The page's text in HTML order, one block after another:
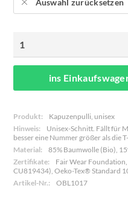
Auswahl zurücksetzen
ins
Produkt:
Kapuzenpulli, unisex
Hinweis:
Unisex-Schnitt. Fällt für
besser eine Nummer größer als die
Material:
85% Baumwolle (Bio),
Zertifikate:
Fair Wear
CU819434), Oeko-Tex® Standard
Artikel-Nr.:
OBL1017